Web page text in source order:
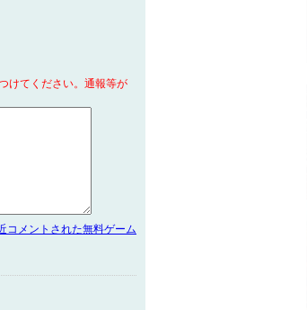
けてください。通報等が
コメントされた無料ゲーム